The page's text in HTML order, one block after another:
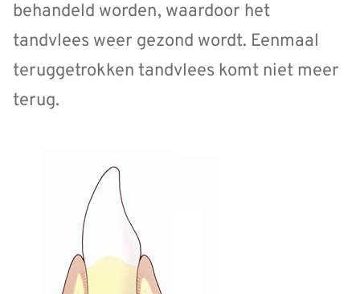
behandeld worden, waardoor het
tandvlees weer gezond wordt. Eenmaal
teruggetrokken tandvlees komt niet meer
terug.